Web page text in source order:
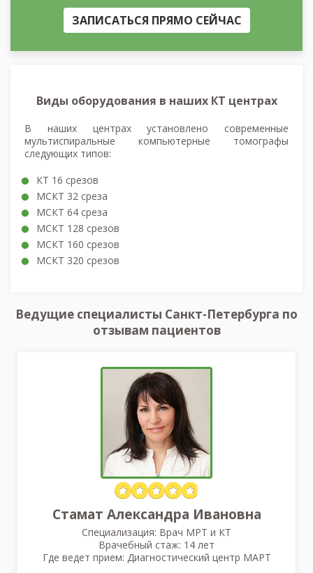
ЗАПИСАТЬСЯ ПРЯМО СЕЙЧАС
Виды оборудования в наших КТ центрах
В наших центрах установлено современные
мультиспиральные компьютерные томографы
следующих типов:
КТ 16 срезов
МСКТ 32 среза
МСКТ 64 среза
МСКТ 128 срезов
МСКТ 160 срезов
МСКТ 320 срезов
Ведущие специалисты Санкт-Петербурга по
отзывам пациентов
Стамат Александра Ивановна
Специализация: Врач МРТ и КТ
Врачебный стаж: 14 лет
Где ведет прием: Диагностический центр МАРТ